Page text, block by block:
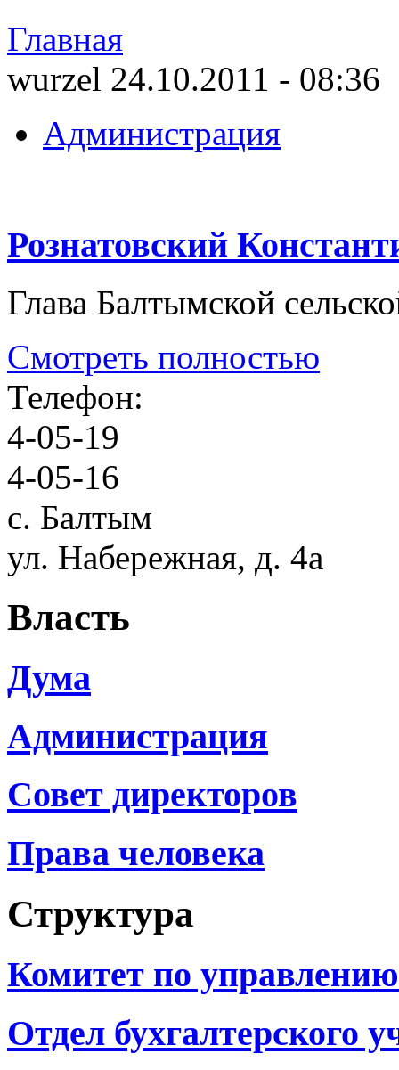
Главная
wurzel 24.10.2011 - 08:36
Администрация
Рознатовский
Глава Балтымской
Смотреть полностью
Телефон:
4-05-19
4-05-16
с. Балтым
ул. Набережная, д. 4а
Власть
Дума
Администрация
Совет директоров
Права человека
Структура
Комитет по
Отдел бухгалтерского